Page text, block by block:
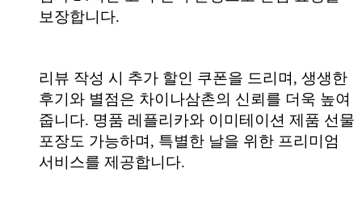
보장합니다.
리뷰 작성 시 추가 할인 쿠폰을 드리며, 생생한
후기와 별점은 차이나삼촌의 신뢰를 더욱 높여
줍니다. 명품 레플리카와 이미테이션 제품 선물
포장도 가능하며, 특별한 날을 위한 프리미엄
서비스를 제공합니다.